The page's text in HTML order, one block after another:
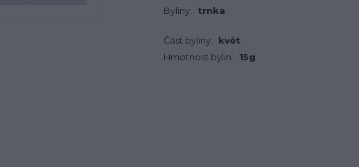
Byliny: trnka
Část byliny:
květ
Hmotnost bylin:
15g